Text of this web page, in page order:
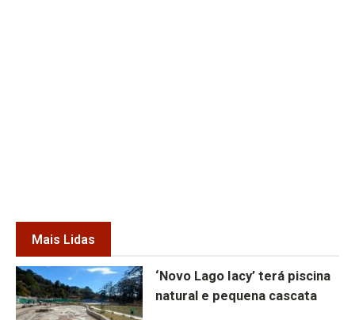
Mais Lidas
‘Novo Lago Iacy’ terá piscina
natural e pequena cascata